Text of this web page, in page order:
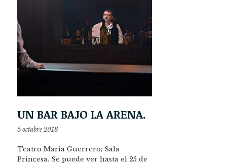
UN BAR BAJO LA ARENA.
5 octubre 2018
Teatro María Guerrero; Sala
Princesa. Se puede ver hasta el 25 de